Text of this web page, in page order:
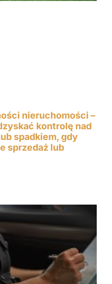
nieruchomości –
kontrolę nad
spadkiem, gdy
sprzedaż lub